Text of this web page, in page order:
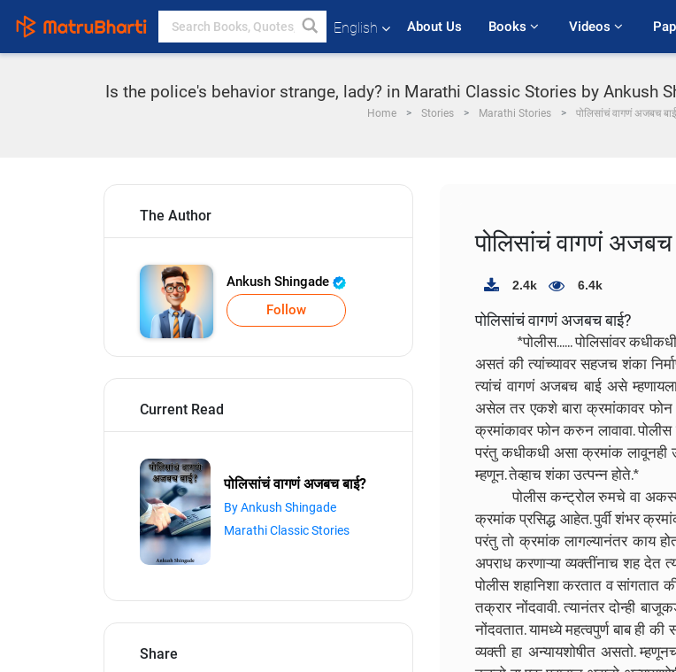
English About Us Books Videos
Is the police's behavior strange, lady? in Marathi Classic Stories by Ankush
Home Stories Marathi Stories पोलिसांचं वागणं अजबच
The Author
Ankush Shingade
Follow
Current Read
पोलिसांचं वागणं अजबच बाई?
By Ankush Shingade
Marathi Classic Stories
Share
पोलिसांचं वागणं अजबच
2.4k 6.4k
पोलिसांचं वागणं अजबच बाई?
*पोलीस...... पोलिसांवर
असतं की त्यांच्यावर सहजच शंका
त्यांचं वागणं अजबच बाई असे
असेल तर एकशे बारा क्रमांकावर फोन
क्रमांकावर फोन करुन लावावा.
परंतु कधीकधी असा क्रमांक लावूनही
म्हणून. तेव्हाच शंका उत्पन्न होते.*
पोलीस कन्ट्रोल रुमचे वा
क्रमांक प्रसिद्ध आहेत. पुर्वी शंभर
परंतु तो क्रमांक लागल्यानंतर काय
अपराध करणाऱ्या व्यक्तींनाच शह
पोलीस शहानिशा करतात व सांगतात
तक्रार नोंदवावी. त्यानंतर दोन्ही
नोंदवतात. यामध्ये महत्वपुर्ण बाब ही
व्यक्ती हा अन्यायशोषीत असतो.